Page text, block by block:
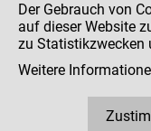
Impressum
Datenschutz
Der Gebrauch von
auf dieser Website
zu Statistikzwecken
Weitere